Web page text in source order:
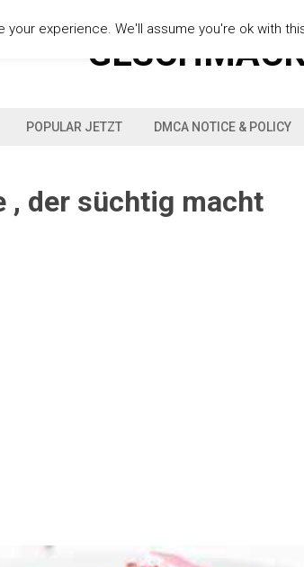
POPULAR JETZT DMCA NOTICE & POLICY
, der süchtig macht
experience. We'll assume you're ok with